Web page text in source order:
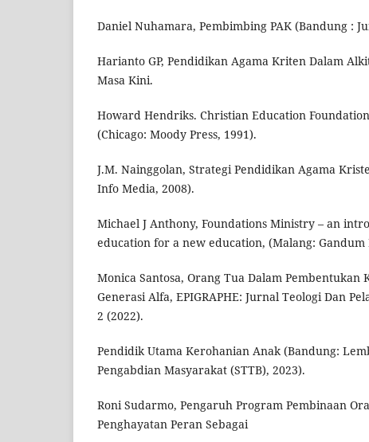
Daniel Nuhamara, Pembimbing PAK (Bandung :
Harianto GP, Pendidikan Agama Kriten Dalam
Masa Kini.
Howard Hendriks. Christian Education
(Chicago: Moody Press, 1991).
J.M. Nainggolan, Strategi Pendidikan Agama
Info Media, 2008).
Michael J Anthony, Foundations Ministry – an
education for a new education, (Malang: Gandum
Monica Santosa, Orang Tua Dalam
Generasi Alfa, EPIGRAPHE: Jurnal Teologi Dan
2 (2022).
Pendidik Utama Kerohanian Anak (Bandung:
Pengabdian Masyarakat (STTB), 2023).
Roni Sudarmo, Pengaruh Program Pembinaan
Penghayatan Peran Sebagai